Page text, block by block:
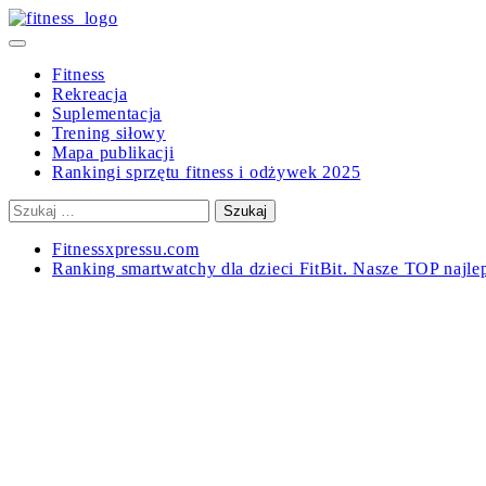
Skip
to
Primary
Fitness
Rekreacja
Suplementacja
Trening siłowy
Mapa publikacji
Rankingi sprzętu fitness i odżywek 2025
Szukaj:
Fitnessxpressu.com
Ranking smartwatchy dla dzieci FitBit. Nasze TOP